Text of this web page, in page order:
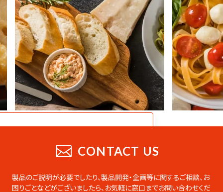
業務用総合カタログ
です。PDFのダウンロードやページの印刷な
ども可能です。
CONTACT US
製品のご説明が必要でしたり、製品開発・企画等に関するご相談、お
困りごとなどがございましたら、 お気軽に窓口までお問い合わせくだ